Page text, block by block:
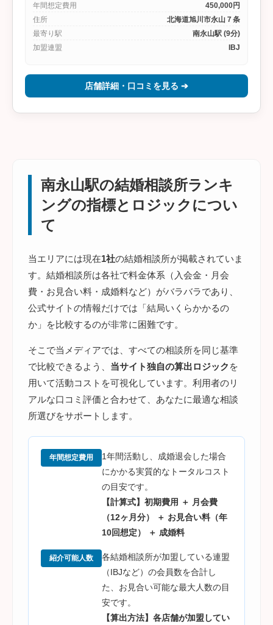
年間想定費用
450,000円
住所
北海道旭川市永山７条
最寄り駅
南永山駅 (9分)
加盟連盟
IBJ
店舗詳細・口コミを見る ➔
南永山駅の結婚相談所ランキ
ングの指標とロジックについ
て
当エリアには現在1社の結婚相談所が掲載されていま
す。結婚相談所は各社で料金体系（入会金・月会
費・お見合い料・成婚料など）がバラバラであり、
公式サイトの情報だけでは「結局いくらかかるの
か」を比較するのが非常に困難です。
そこで当メディアでは、すべての相談所を同じ基準
で比較できるよう、 当サイト独自の算出ロジック を
用いて活動コストを可視化しています。利用者のリ
アルな口コミ評価と合わせて、あなたに最適な相談
所選びをサポートします。
年間想定費用
1年間活動し、成婚退会した場合
にかかる実質的なトータルコスト
の目安です。
【計算式】初期費用 ＋ 月会費
（12ヶ月分） ＋ お見合い料（年
10回想定） ＋ 成婚料
紹介可能人数
各結婚相談所が加盟している連盟
（IBJなど）の会員数を合計し
た、お見合い可能な最大人数の目
安です。
【算出方法】各店舗が加盟してい